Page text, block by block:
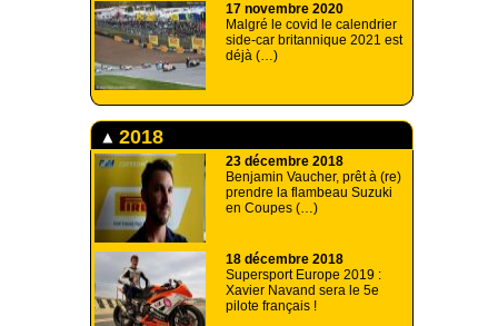
17 novembre 2020
Malgré le covid le calendrier
side-car britannique 2021 est
déjà (…)
2018
23 décembre 2018
Benjamin Vaucher, prêt à (re)
prendre la flambeau Suzuki
en Coupes (…)
18 décembre 2018
Supersport Europe 2019 :
Xavier Navand sera le 5e
pilote français !